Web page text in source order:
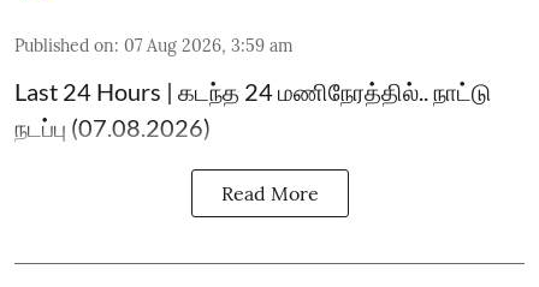
Published on: 07 Aug 2026, 3:59 am
Last 24 Hours | கடந்த 24 மணிநேரத்தில்.. நாட்டு
நடப்பு (07.08.2026)
Read More